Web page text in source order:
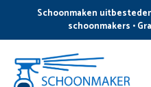
de
inhoud
Schoonmaken
schoonmakers •